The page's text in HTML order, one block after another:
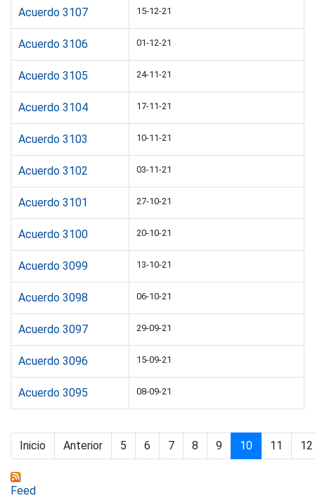
Acuerdo 3107 15-12-21
Acuerdo 3106 01-12-21
Acuerdo 3105 24-11-21
Acuerdo 3104 17-11-21
Acuerdo 3103 10-11-21
Acuerdo 3102 03-11-21
Acuerdo 3101 27-10-21
Acuerdo 3100 20-10-21
Acuerdo 3099 13-10-21
Acuerdo 3098 06-10-21
Acuerdo 3097 29-09-21
Acuerdo 3096 15-09-21
Acuerdo 3095 08-09-21
Inicio Anterior 5 6 7 8 9 10 11 12
Feed